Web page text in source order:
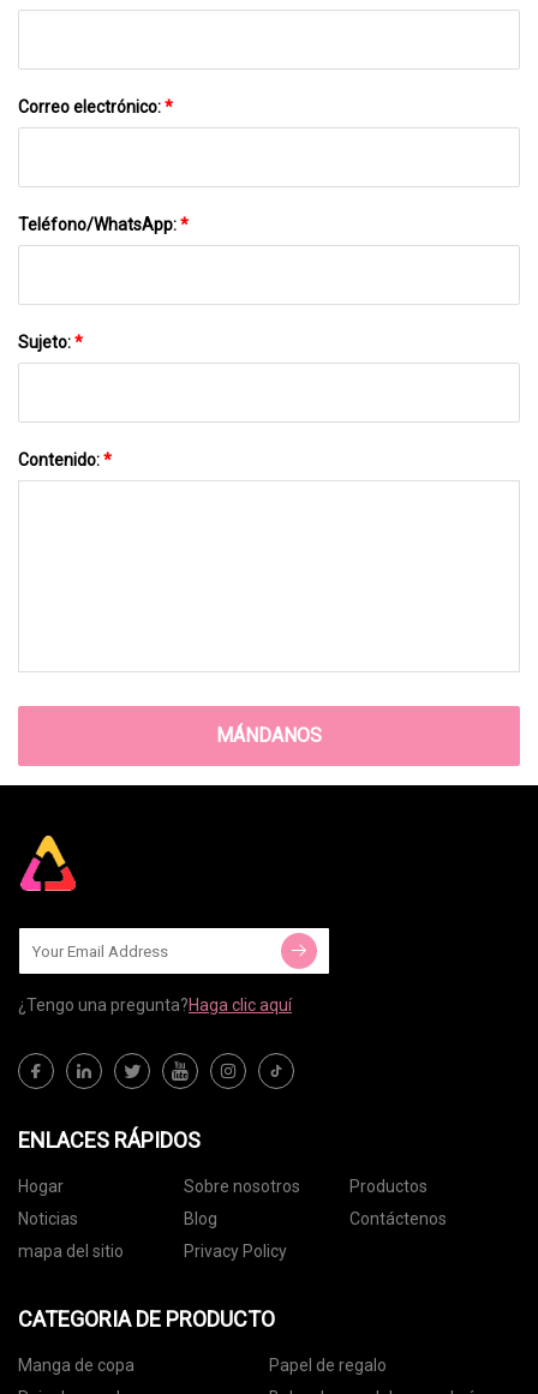
Correo electrónico:*
Teléfono/WhatsApp:*
Sujeto:*
Contenido:*
MÁNDANOS
¿Tengo una pregunta?Haga clic aquí
ENLACES RÁPIDOS
Hogar Sobre nosotros
Productos
Noticias
Blog
Contáctenos
mapa del sitio
Privacy Policy
CATEGORIA DE PRODUCTO
Manga de copa
Papel de regalo